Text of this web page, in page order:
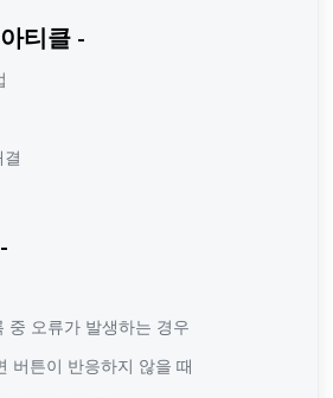
티클 -
중 오류가 발생하는 경우
버튼이 반응하지 않을 때